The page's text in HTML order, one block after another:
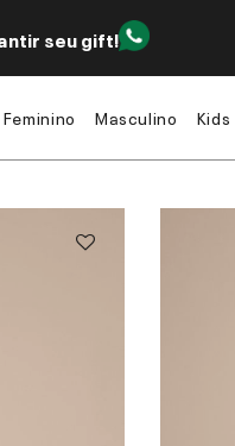
seu gift!
Feminino Masculino Kids